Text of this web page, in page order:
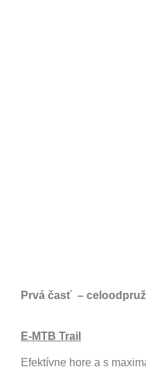
Prvá časť –
E-MTB Trail
Efektívne hore a s